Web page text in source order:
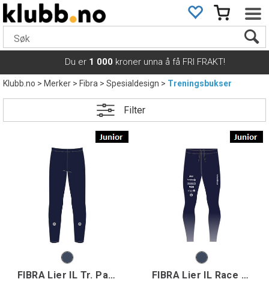
Du er 1 000 kroner unna å få FRI FRAKT!
Klubb.no>Merker>Fibra>Spesialdesign>Treningsbukser
Filter
FIBRA Lier IL Tr. Pant Warm FIBRA Lier IL Race Tights Jr